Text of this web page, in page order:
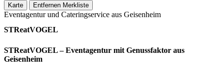
Karte Entfernen Merkliste
Eventagentur und Cateringservice aus Geisenheim
STReatVOGEL
STReatVOGEL – Eventagentur mit Genussfaktor aus
Geisenheim